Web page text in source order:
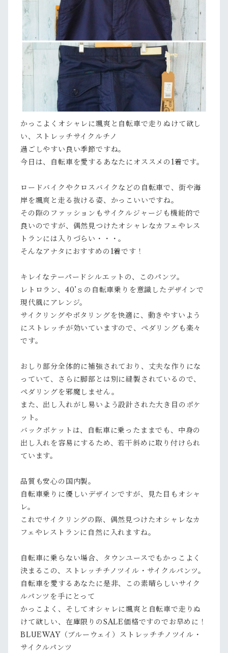
かっこよくオシャレに颯爽と自転車で走りぬけて欲し
い、ストレッチサイクルチノ
過ごしやすい良い季節ですね。
今日は、自転車を愛するあなたにオススメの1着です。
ロードバイクやクロスバイクなどの自転車で、街や海
岸を颯爽と走る抜ける姿、かっこいいですね。
その際のファッションもサイクルジャージも機能的で
良いのですが、偶然見つけたオシャレなカフェやレス
トランには入りづらい・・・。
そんなアナタにおすすめの1着です！
キレイなテーパードシルエットの、このパンツ。
レトロラン、40’ｓの自転車乗りを意識したデザインで
現代風にアレンジ。
サイクリングやポタリングを快適に、動きやすいよう
にストレッチが効いていますので、ペダリングも楽々
です。
おしり部分全体的に補強されており、丈夫な作りにな
っていて、さらに脚部とは別に縫製されているので、
ペダリングを邪魔しません。
また、出し入れがし易いよう設計された大き目のポケ
ット。
バックポケットは、自転車に乗ったままでも、中身の
出し入れを容易にするため、若干斜めに取り付けられ
ています。
品質も安心の国内製。
自転車乗りに優しいデザインですが、見た目もオシャ
レ。
これでサイクリングの際、偶然見つけたオシャレなカ
フェやレストランに自然に入れますね。
自転車に乗らない場合、タウンユースでもかっこよく
決まるこの、ストレッチチノツイル・サイクルパンツ。
自転車を愛するあなたに是非、この素晴らしいサイク
ルパンツを手にとって
かっこよく、そしてオシャレに颯爽と自転車で走りぬ
けて欲しい、在庫限りのSALE価格ですのでお早めに！
BLUEWAY（ブルーウェイ）ストレッチチノツイル・
サイクルパンツ